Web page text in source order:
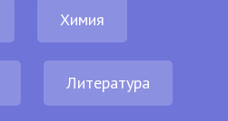
Химия
Литература